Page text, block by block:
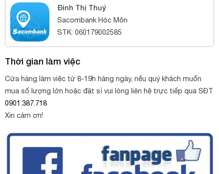
Đinh Thị Thuý
Sacombank Hóc Môn
STK: 060179002585
Thời gian làm việc
Cửa hàng làm việc từ 8-19h hàng ngày, nếu quý khách muốn
mua số lượng lớn hoặc đặt sỉ vui lòng liên hệ trực tiếp qua SĐT
0901.387.718
Xin cảm ơn!